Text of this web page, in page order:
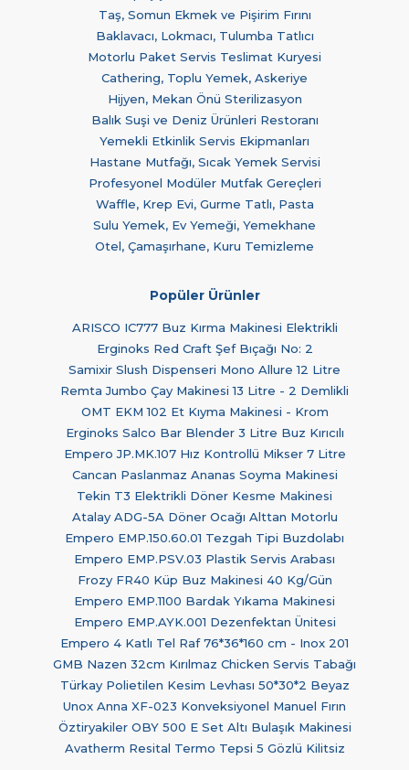
Taş, Somun Ekmek ve Pişirim Fırını
Baklavacı, Lokmacı, Tulumba Tatlıcı
Motorlu Paket Servis Teslimat Kuryesi
Cathering, Toplu Yemek, Askeriye
Hijyen, Mekan Önü Sterilizasyon
Balık Suşi ve Deniz Ürünleri Restoranı
Yemekli Etkinlik Servis Ekipmanları
Hastane Mutfağı, Sıcak Yemek Servisi
Profesyonel Modüler Mutfak Gereçleri
Waffle, Krep Evi, Gurme Tatlı, Pasta
Sulu Yemek, Ev Yemeği, Yemekhane
Otel, Çamaşırhane, Kuru Temizleme
Popüler Ürünler
ARISCO IC777 Buz Kırma Makinesi Elektrikli
Erginoks Red Craft Şef Bıçağı No: 2
Samixir Slush Dispenseri Mono Allure 12 Litre
Remta Jumbo Çay Makinesi 13 Litre - 2 Demlikli
OMT EKM 102 Et Kıyma Makinesi - Krom
Erginoks Salco Bar Blender 3 Litre Buz Kırıcılı
Empero JP.MK.107 Hız Kontrollü Mikser 7 Litre
Cancan Paslanmaz Ananas Soyma Makinesi
Tekin T3 Elektrikli Döner Kesme Makinesi
Atalay ADG-5A Döner Ocağı Alttan Motorlu
Empero EMP.150.60.01 Tezgah Tipi Buzdolabı
Empero EMP.PSV.03 Plastik Servis Arabası
Frozy FR40 Küp Buz Makinesi 40 Kg/Gün
Empero EMP.1100 Bardak Yıkama Makinesi
Empero EMP.AYK.001 Dezenfektan Ünitesi
Empero 4 Katlı Tel Raf 76*36*160 cm - Inox 201
GMB Nazen 32cm Kırılmaz Chicken Servis Tabağı
Türkay Polietilen Kesim Levhası 50*30*2 Beyaz
Unox Anna XF-023 Konveksiyonel Manuel Fırın
Öztiryakiler OBY 500 E Set Altı Bulaşık Makinesi
Avatherm Resital Termo Tepsi 5 Gözlü Kilitsiz